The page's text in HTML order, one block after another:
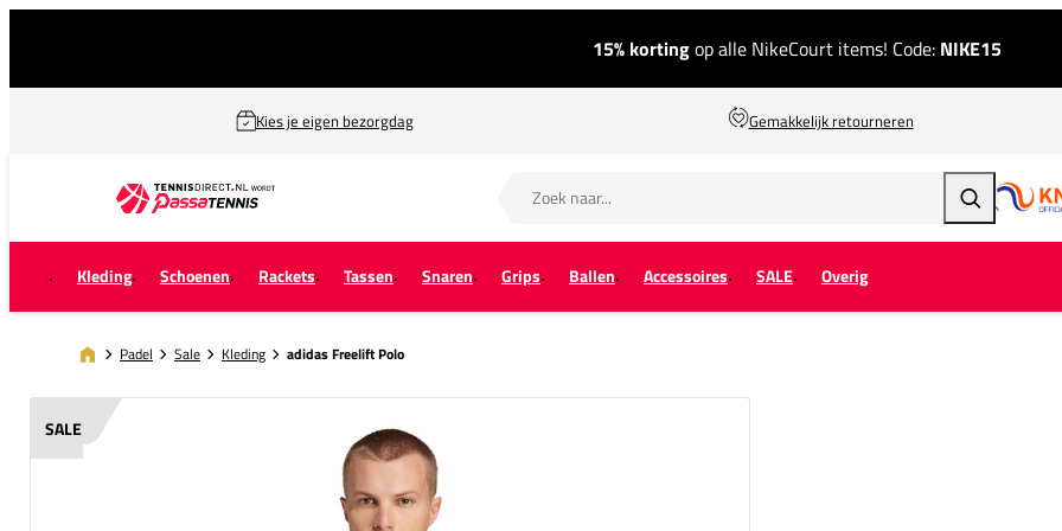
15% kortingop alle NikeCourt items! Code: NIKE15
Kies je eigen bezorgdag Gemakkelijk retourneren
Zoeken
Kleding Schoenen Rackets Tassen Snaren Grips Ballen Accessoires SALE Overig
Padel Sale Kleding adidas Freelift Polo
SALE